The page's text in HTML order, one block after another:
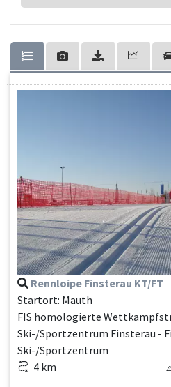
Rennloipe Finsterau KT/FT
Startort: Mauth
FIS homologierte
Ski-/Sportzentrum Finsterau -
Ski-/Sportzentrum
4 km